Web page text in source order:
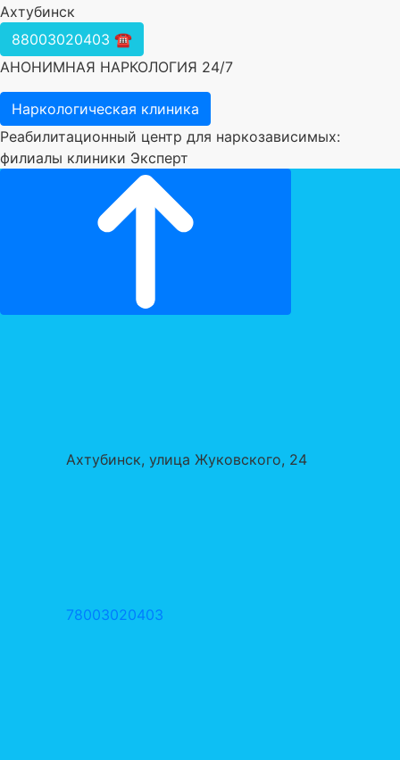
Ахтубинск
88003020403 ☎️
АНОНИМНАЯ НАРКОЛОГИЯ 24/7
Наркологическая клиника
Реабилитационный центр для наркозависимых:
филиалы клиники Эксперт
Ахтубинск, улица Жуковского, 24
78003020403